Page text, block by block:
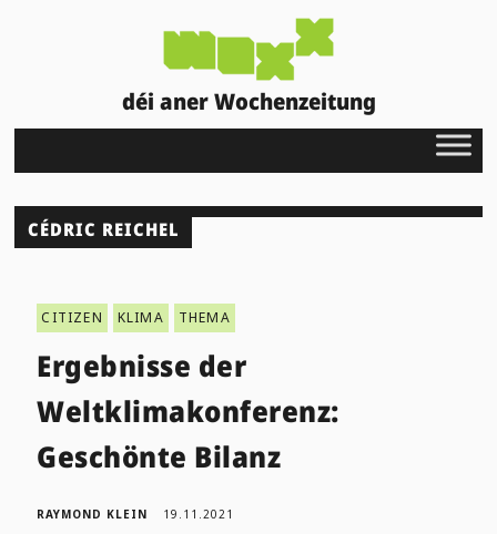
déi aner Wochenzeitung
CÉDRIC REICHEL
CITIZEN KLIMA THEMA
Ergebnisse der
Weltklimakonferenz:
Geschönte Bilanz
RAYMOND KLEIN 19.11.2021